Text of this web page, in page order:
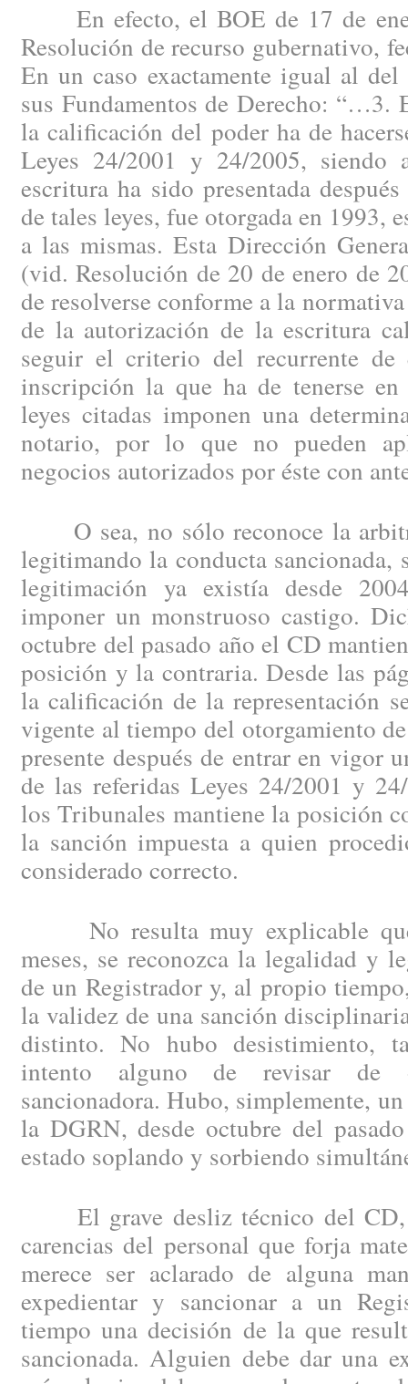
En efecto, el BOE de 17 de
Resolución de recurso gubernativo,
En un caso exactamente igual al del
sus Fundamentos de Derecho: “…3.
la calificación del poder ha de
Leyes 24/2001 y 24/2005, siendo
escritura ha sido presentada
de tales leyes, fue otorgada en 1993,
a las mismas. Esta Dirección
(vid. Resolución de 20 de enero de
de resolverse conforme a la
de la autorización de la escritura
seguir el criterio del recurrente
inscripción la que ha de tenerse
leyes citadas imponen una
notario, por lo que no pueden
negocios autorizados por éste con
O sea, no sólo reconoce la
legitimando la conducta sancionada,
legitimación ya existía desde
imponer un monstruoso castigo.
octubre del pasado año el CD
posición y la contraria. Desde las
la calificación de la representación
vigente al tiempo del otorgamiento
presente después de entrar en vigor
de las referidas Leyes 24/2001 y
los Tribunales mantiene la posición
la sanción impuesta a quien
considerado correcto.
No resulta muy explicable
meses, se reconozca la legalidad y
de un Registrador y, al propio
la validez de una sanción
distinto. No hubo desistimiento,
intento alguno de revisar de
sancionadora. Hubo, simplemente,
la DGRN, desde octubre del
estado soplando y sorbiendo
El grave desliz técnico del CD,
carencias del personal que forja
merece ser aclarado de alguna
expedientar y sancionar a un
tiempo una decisión de la que
sancionada. Alguien debe dar una